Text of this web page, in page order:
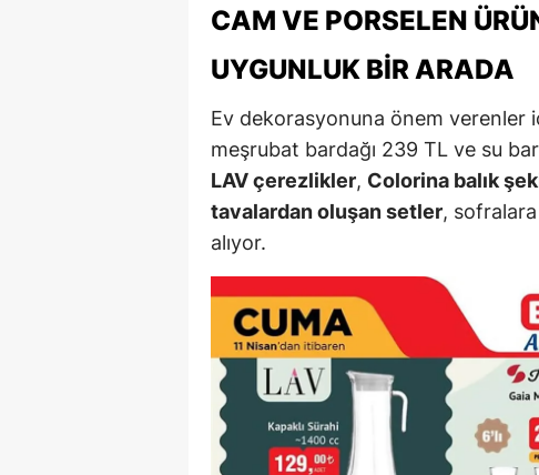
Yalova
Karabük
Kilis
Düzce
CAM VE PORSELEN
UYGUNLUK BIR ARADA
Ev dekorasyonuna önem verenler
meşrubat bardağı 239 TL ve su
LAV çerezlikler, Colorina balık
tavalardan oluşan setler, sofralara
alıyor.